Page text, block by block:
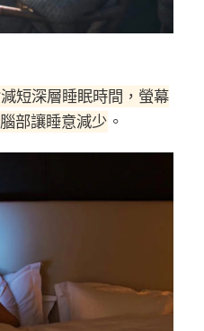
短深層睡眠時間，螢幕
部讓睡意減少 。